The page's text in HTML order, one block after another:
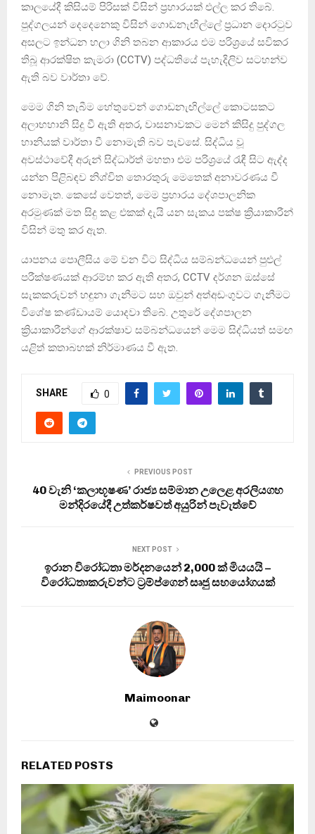
කාලයේදී කිසියම් පිරිසක් විසින් ප්‍රහාරයක් එල්ල කර තිබේ.
පුද්ගලයන් දෙදෙනෙකු විසින් ගොඩනැඟිල්ලේ ප්‍රධාන දොරටුව
අසලට ඉන්ධන හලා ගිනි තබන ආකාරය එම පරිශ්‍රයේ සවිකර
තිබූ ආරක්ෂිත කැමරා (CCTV) පද්ධතියේ පැහැදිලිව සටහන්ව
ඇති බව වාර්තා වේ.
මෙම ගිනි තැබීම හේතුවෙන් ගොඩනැඟිල්ලේ කොටසකට
අලාභහානි සිදු වී ඇති අතර, වාසනාවකට මෙන් කිසිදු පුද්ගල
හානියක් වාර්තා වී නොමැති බව පැවසේ. සිද්ධිය වූ
අවස්ථාවේදී අරුන් සිද්ධාර්ත් මහතා එම පරිශ්‍රයේ රැඳී සිට ඇද්ද
යන්න පිළිබඳව නිශ්චිත තොරතුරු මෙතෙක් අනාවරණය වී
නොමැත. කෙසේ වෙතත්, මෙම ප්‍රහාරය දේශපාලනික
අරමුණක් මත සිදු කළ එකක් දැයි යන සැකය පක්ෂ ක්‍රියාකාරීන්
විසින් මතු කර ඇත.
යාපනය පොලීසිය මේ වන විට සිද්ධිය සම්බන්ධයෙන් පුළුල්
පරීක්ෂණයක් ආරම්භ කර ඇති අතර, CCTV දර්ශන ඔස්සේ
සැකකරුවන් හඳුනා ගැනීමට සහ ඔවුන් අත්අඩංගුවට ගැනීමට
විශේෂ කණ්ඩායම් යොදවා තිබේ. උතුරේ දේශපාලන
ක්‍රියාකාරීන්ගේ ආරක්ෂාව සම්බන්ධයෙන් මෙම සිද්ධියත් සමඟ
යළිත් කතාබහක් නිර්මාණය වී ඇත.
SHARE 0
PREVIOUS POST
40 වැනි ‘කලාභූෂණ’ රාජ්‍ය සම්මාන උලෙළ අරලියගහ
මන්දිරයේදී උත්කර්ෂවත් අයුරින් පැවැත්වේ
NEXT POST
ඉරාන විරෝධතා මර්දනයෙන් 2,000 ක් මියයයි –
විරෝධතාකරුවන්ට ට්‍රම්ප්ගෙන් සෘජු සහයෝගයක්
Maimoonar
RELATED POSTS